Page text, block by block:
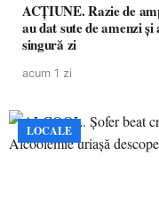
ACȚIUNE. Razie de
au dat sute de amenzi
singură zi
acum 1 zi
LOCALE